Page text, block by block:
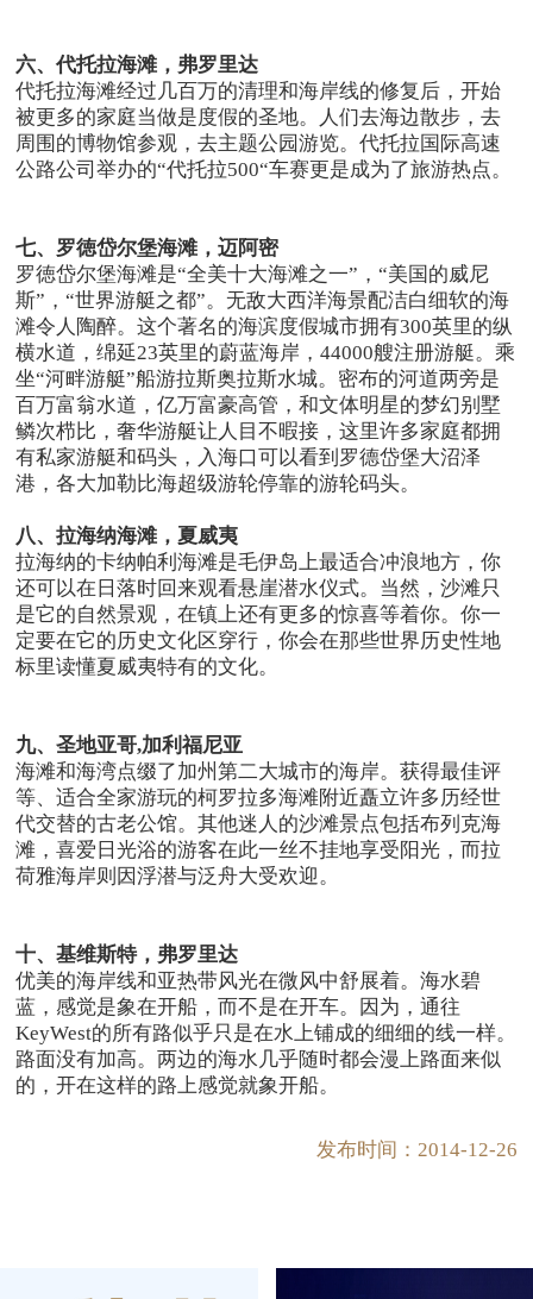
六、代托拉海滩，弗罗里达
代托拉海滩经过几百万的清理和海岸线的修复后，开始
被更多的家庭当做是度假的圣地。人们去海边散步，去
周围的博物馆参观，去主题公园游览。代托拉国际高速
公路公司举办的“代托拉500“车赛更是成为了旅游热点。
七、罗徳岱尔堡海滩，迈阿密
罗徳岱尔堡海滩是“全美十大海滩之一”，“美国的威尼
斯”，“世界游艇之都”。无敌大西洋海景配洁白细软的海
滩令人陶醉。这个著名的海滨度假城市拥有300英里的纵
横水道，绵延23英里的蔚蓝海岸，44000艘注册游艇。乘
坐“河畔游艇”船游拉斯奥拉斯水城。密布的河道两旁是
百万富翁水道，亿万富豪高管，和文体明星的梦幻别墅
鳞次栉比，奢华游艇让人目不暇接，这里许多家庭都拥
有私家游艇和码头，入海口可以看到罗德岱堡大沼泽
港，各大加勒比海超级游轮停靠的游轮码头。
八、拉海纳海滩，夏威夷
拉海纳的卡纳帕利海滩是毛伊岛上最适合冲浪地方，你
还可以在日落时回来观看悬崖潜水仪式。当然，沙滩只
是它的自然景观，在镇上还有更多的惊喜等着你。你一
定要在它的历史文化区穿行，你会在那些世界历史性地
标里读懂夏威夷特有的文化。
九、圣地亚哥,加利福尼亚
海滩和海湾点缀了加州第二大城市的海岸。获得最佳评
等、适合全家游玩的柯罗拉多海滩附近矗立许多历经世
代交替的古老公馆。其他迷人的沙滩景点包括布列克海
滩，喜爱日光浴的游客在此一丝不挂地享受阳光，而拉
荷雅海岸则因浮潜与泛舟大受欢迎。
十、基维斯特，弗罗里达
优美的海岸线和亚热带风光在微风中舒展着。海水碧
蓝，感觉是象在开船，而不是在开车。因为，通往
KeyWest的所有路似乎只是在水上铺成的细细的线一样。
路面没有加高。两边的海水几乎随时都会漫上路面来似
的，开在这样的路上感觉就象开船。
发布时间：2014-12-26